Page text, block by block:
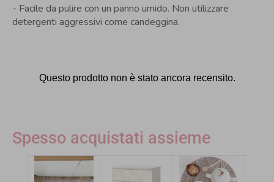
- Facile da pulire con un panno umido. Non utilizzare
detergenti aggressivi come candeggina.
Spesso acquistati assieme